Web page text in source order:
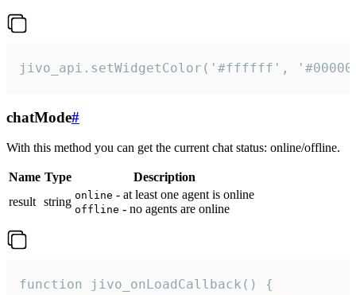
jivo_api.setWidgetColor('#ffffff',
chatMode#
With this method you can get the current chat status: online/offline.
Name Type
Description
result string online - at least one agent is online
offline - no agents are online
function jivo_onLoadCallback() {